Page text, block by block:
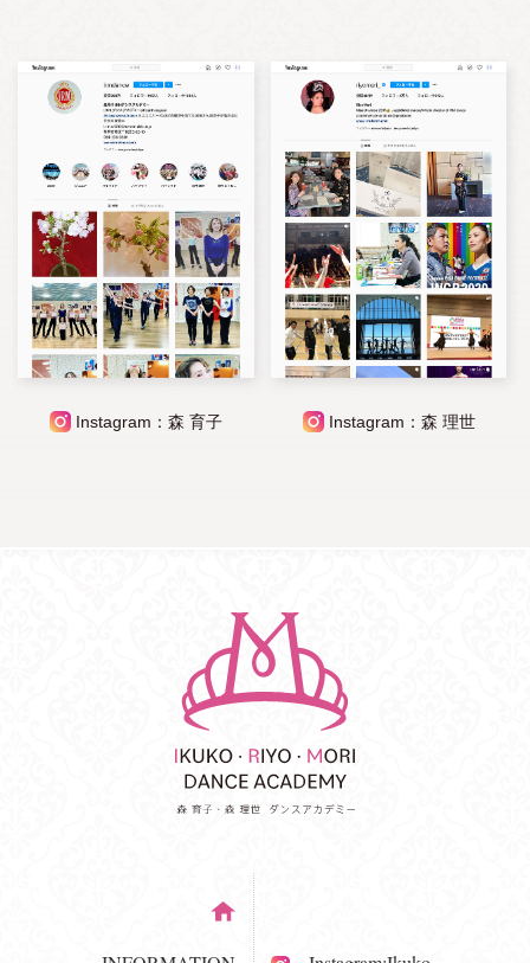
Instagram：森 育子 Instagram：森 理世